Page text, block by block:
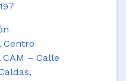
Centro
– Calle